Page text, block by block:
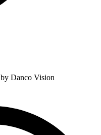
by Danco Vision